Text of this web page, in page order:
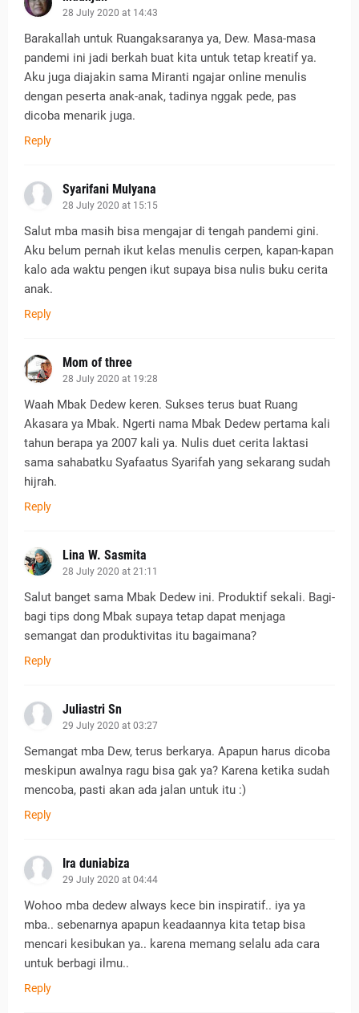
28 July 2020 at 14:43
Barakallah untuk Ruangaksaranya ya, Dew. Masa-masa
pandemi ini jadi berkah buat kita untuk tetap kreatif ya.
Aku juga diajakin sama Miranti ngajar online menulis
dengan peserta anak-anak, tadinya nggak pede, pas
dicoba menarik juga.
Reply
Syarifani Mulyana
28 July 2020 at 15:15
Salut mba masih bisa mengajar di tengah pandemi gini.
Aku belum pernah ikut kelas menulis cerpen, kapan-kapan
kalo ada waktu pengen ikut supaya bisa nulis buku cerita
anak.
Reply
Mom of three
28 July 2020 at 19:28
Waah Mbak Dedew keren. Sukses terus buat Ruang
Akasara ya Mbak. Ngerti nama Mbak Dedew pertama kali
tahun berapa ya 2007 kali ya. Nulis duet cerita laktasi
sama sahabatku Syafaatus Syarifah yang sekarang sudah
hijrah.
Reply
Lina W. Sasmita
28 July 2020 at 21:11
Salut banget sama Mbak Dedew ini. Produktif sekali. Bagi-
bagi tips dong Mbak supaya tetap dapat menjaga
semangat dan produktivitas itu bagaimana?
Reply
Juliastri Sn
29 July 2020 at 03:27
Semangat mba Dew, terus berkarya. Apapun harus dicoba
meskipun awalnya ragu bisa gak ya? Karena ketika sudah
mencoba, pasti akan ada jalan untuk itu :)
Reply
Ira duniabiza
29 July 2020 at 04:44
Wohoo mba dedew always kece bin inspiratif.. iya ya
mba.. sebenarnya apapun keadaannya kita tetap bisa
mencari kesibukan ya.. karena memang selalu ada cara
untuk berbagi ilmu..
Reply